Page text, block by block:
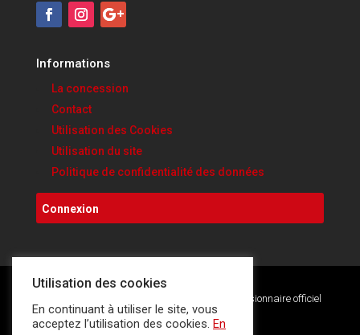
Informations
La concession
Contact
Utilisation des Cookies
Utilisation du site
Politique de confidentialité des données
Connexion
Copyright © 2020. Ducati Sambreville • Concessionnaire officiel
Ducati & Scrambler.
Utilisation des cookies
En continuant à utiliser le site, vous
acceptez l’utilisation des cookies. En